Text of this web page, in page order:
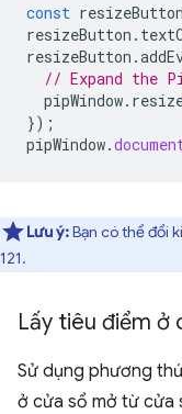
const resizeButton
resizeButton .
resizeButton .
// Expand the
pipWindow.
});
pipWindow.
Lưu ý:Bạn có thể đổi
121.
Lấy tiêu điểm ở
Sử dụng phương
ở cửa sổ mở từ cửa